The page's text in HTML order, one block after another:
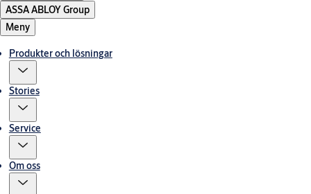
ASSA ABLOY Group
Meny
Produkter och lösningar
Stories
Service
Om oss